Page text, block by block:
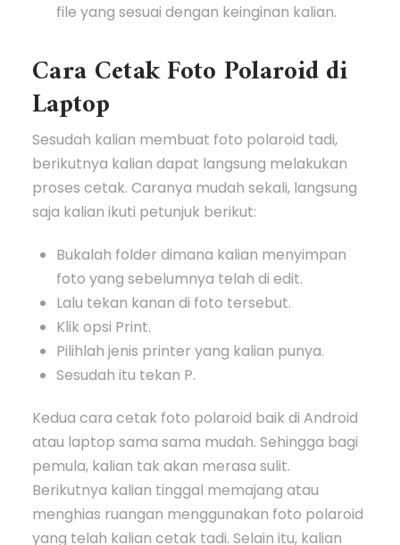
file yang sesuai dengan keinginan kalian.
Cara Cetak Foto Polaroid di
Laptop
Sesudah kalian membuat foto polaroid tadi,
berikutnya kalian dapat langsung melakukan
proses cetak. Caranya mudah sekali, langsung
saja kalian ikuti petunjuk berikut:
Bukalah folder dimana kalian menyimpan
foto yang sebelumnya telah di edit.
Lalu tekan kanan di foto tersebut.
Klik opsi Print.
Pilihlah jenis printer yang kalian punya.
Sesudah itu tekan P.
Kedua cara cetak foto polaroid baik di Android
atau laptop sama sama mudah. Sehingga bagi
pemula, kalian tak akan merasa sulit.
Berikutnya kalian tinggal memajang atau
menghias ruangan menggunakan foto polaroid
yang telah kalian cetak tadi. Selain itu, kalian